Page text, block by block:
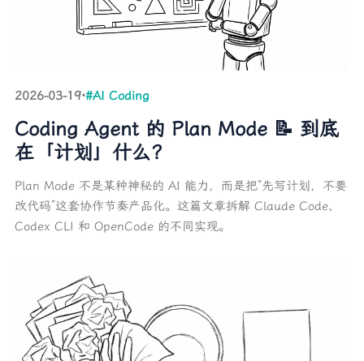
2026-03-19·#AI Coding
Coding Agent 的 Plan Mode 📝 到底
在「计划」什么？
Plan Mode 不是某种神秘的 AI 能力，而是把“先写计划，不要
改代码”这套协作节奏产品化。这篇文章拆解 Claude Code、
Codex CLI 和 OpenCode 的不同实现。